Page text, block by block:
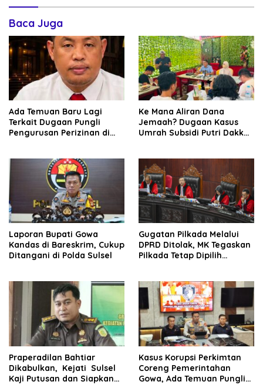
Baca Juga
Ada Temuan Baru Lagi
Terkait Dugaan Pungli
Pengurusan Perizinan di
Ke Mana Aliran Dana
Jemaah? Dugaan Kasus
Umrah Subsidi Putri Dakka
Laporan Bupati Gowa
Kandas di Bareskrim, Cukup
Ditangani di Polda Sulsel
Gugatan Pilkada Melalui
DPRD Ditolak, MK Tegaskan
Pilkada Tetap Dipilih
Praperadilan Bahtiar
Dikabulkan, Kejati Sulsel
Kaji Putusan dan Siapkan
Kasus Korupsi Perkimtan
Coreng Pemerintahan
Gowa, Ada Temuan Pungli